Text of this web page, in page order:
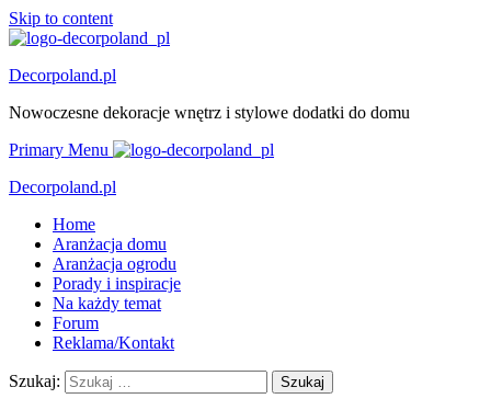
Skip to content
Decorpoland.pl
Nowoczesne dekoracje wnętrz i stylowe dodatki do domu
Primary Menu
Decorpoland.pl
Home
Aranżacja domu
Aranżacja ogrodu
Porady i inspiracje
Na każdy temat
Forum
Reklama/Kontakt
Szukaj: